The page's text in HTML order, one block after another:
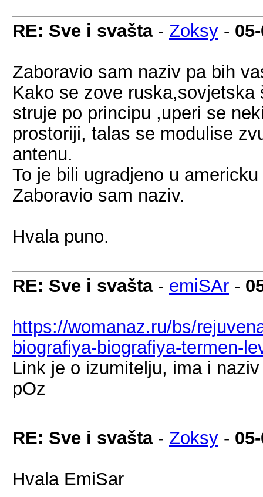
RE: Sve i svašta- Zoksy -
Zaboravio sam naziv pa bih
Kako se zove
struje po principu ,uperi se
prostoriji, talas se modulise
antenu.
To je bili ugradjeno u
Zaboravio sam naziv.
Hvala puno.
RE: Sve i svašta- emiSAr -
https://womanaz.ru/bs/
biografiya-biografiya-termen-
Link je o izumitelju, ima i
pOz
RE: Sve i svašta- Zoksy -
Hvala EmiSar